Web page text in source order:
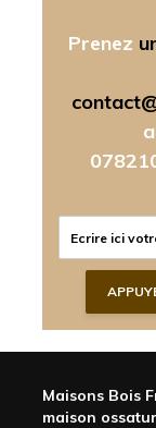
Prenez
Maisons Bois
maison